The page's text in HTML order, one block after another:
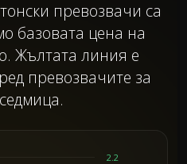
превозвачи са
базовата цена на
Жълтата линия е
превозвачите за
2.2